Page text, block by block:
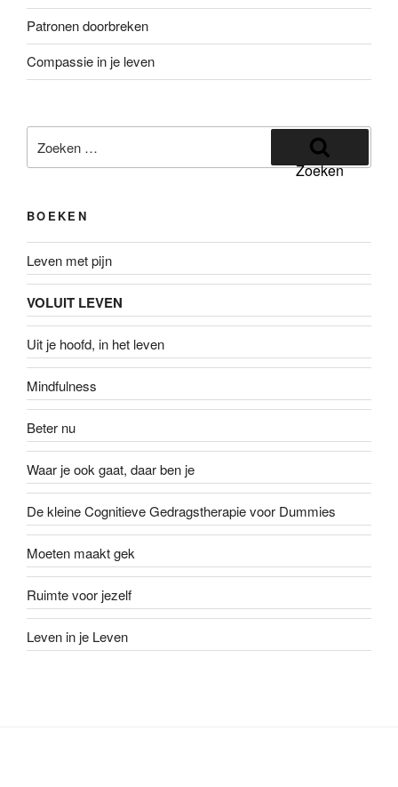
Patronen doorbreken
Compassie in je leven
naar:
Zoeken
BOEKEN
Leven met pijn
VOLUIT LEVEN
Uit je hoofd, in het leven
Mindfulness
Beter nu
Waar je ook gaat, daar ben je
De kleine Cognitieve Gedragstherapie voor Dummies
Moeten maakt gek
Ruimte voor jezelf
Leven in je Leven